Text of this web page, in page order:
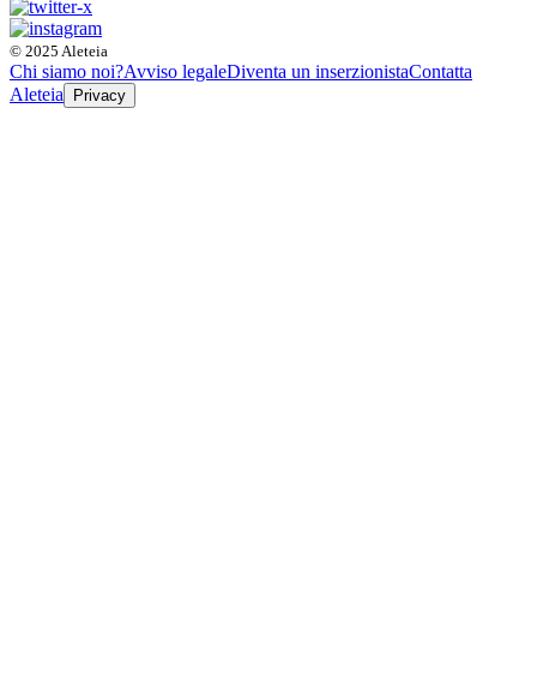
© 2025 Aleteia
Chi siamo noi?Avviso legaleDiventa un inserzionistaContatta
Aleteia
Privacy